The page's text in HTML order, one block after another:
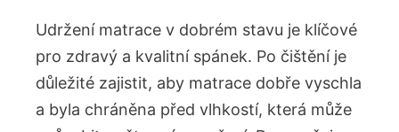
Udržení matrace v dobrém stavu je klíčové
pro zdravý a kvalitní spánek. Po čištění je
důležité zajistit, aby matrace dobře vyschla
a byla chráněna před vlhkostí, která může